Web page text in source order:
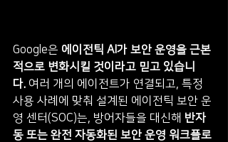
Google은 에이전틱 AI가 보안 운영을 근본
적으로 변화시킬 것이라고 믿고 있습니
다. 여러 개의 에이전트가 연결되고, 특정
사용 사례에 맞춰 설계된 에이전틱 보안 운
영 센터(SOC)는, 방어자들을 대신해 반자
동 또는 완전 자동화된 보안 운영 워크플로